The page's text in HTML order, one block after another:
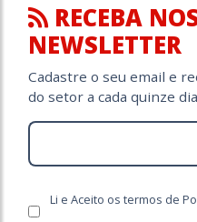
RECEBA
NEWSLETTER
Cadastre o seu email e
do setor a cada quinze
Li e Aceito os termos de